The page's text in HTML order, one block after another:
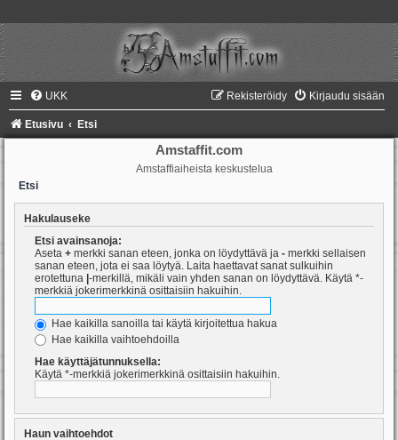
UKK Kirjaudu sisään
Rekisteröidy
Etusivu Etsi
Amstaffit.com
Amstaffiaiheista keskustelua
Etsi
Hakulauseke
Etsi avainsanoja:
Aseta + merkki sanan eteen, jonka on löydyttävä ja - merkki sellaisen
sanan eteen, jota ei saa löytyä. Laita haettavat sanat sulkuihin
erotettuna -merkillä, mikäli vain yhden sanan on löydyttävä. Käytä *-
merkkiä jokerimerkkinä osittaisiin hakuihin.
Hae kaikilla sanoilla tai käytä kirjoitettua hakua
Hae kaikilla vaihtoehdoilla
Hae käyttäjätunnuksella:
Käytä *-merkkiä jokerimerkkinä osittaisiin hakuihin.
Haun vaihtoehdot